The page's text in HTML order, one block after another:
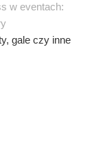
w eventach:
gale czy inne